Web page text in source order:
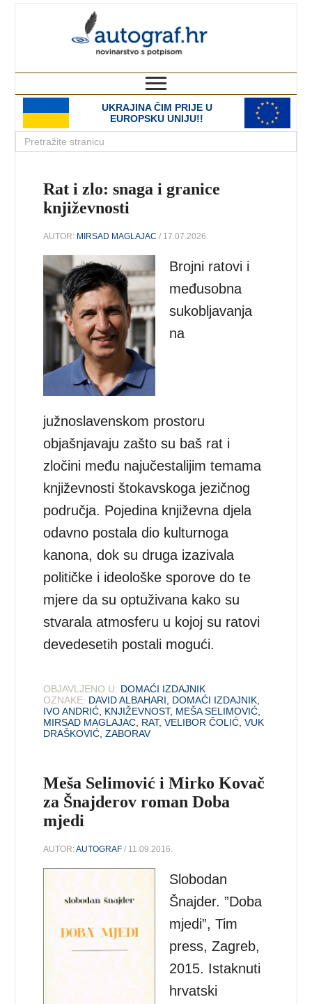
UKRAJINA ČIM PRIJE U
EUROPSKU UNIJU!!
Rat i zlo: snaga i granice
književnosti
AUTOR: MIRSAD MAGLAJAC / 17.07.2026.
Brojni ratovi i
međusobna
sukobljavanja
na
južnoslavenskom prostoru
objašnjavaju zašto su baš rat i
zločini među najučestalijim temama
književnosti štokavskoga jezičnog
područja. Pojedina književna djela
odavno postala dio kulturnoga
kanona, dok su druga izazivala
političke i ideološke sporove do te
mjere da su optuživana kako su
stvarala atmosferu u kojoj su ratovi
devedesetih postali mogući.
OBJAVLJENO U: DOMAĆI IZDAJNIK
OZNAKE: DAVID ALBAHARI DOMAĆI IZDAJNIK
IVO ANDRIĆ KNJIŽEVNOST, MEŠA SELIMOVIĆ
MIRSAD MAGLAJAC RAT,VELIBOR ČOLIĆ ,VUK
DRAŠKOVIĆ ,ZABORAV
Meša Selimović i Mirko Kovač
za Šnajderov roman Doba
mjedi
AUTOR:AUTOGRAF / 11.09.2016.
Slobodan
Šnajder. ”Doba
mjedi”, Tim
press, Zagreb,
2015. Istaknuti
hrvatski